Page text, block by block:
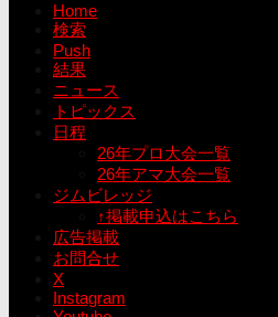
Home
検索
Push
結果
ニュース
トピックス
日程
26年プロ大会一覧
26年アマ大会一覧
ジムビレッジ
↑掲載申込はこちら
広告掲載
お問合せ
X
Instagram